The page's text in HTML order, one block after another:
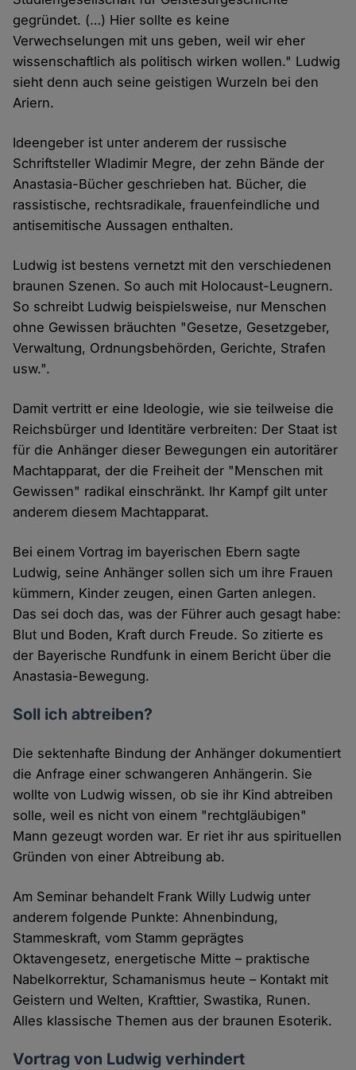
gegründet. (…) Hier sollte es keine
Verwechselungen mit uns geben, weil wir eher
wissenschaftlich als politisch wirken wollen." Ludwig
sieht denn auch seine geistigen Wurzeln bei den
Ariern.
Ideengeber ist unter anderem der russische
Schriftsteller Wladimir Megre, der zehn Bände der
Anastasia-Bücher geschrieben hat. Bücher, die
rassistische, rechtsradikale, frauenfeindliche und
antisemitische Aussagen enthalten.
Ludwig ist bestens vernetzt mit den verschiedenen
braunen Szenen. So auch mit Holocaust-Leugnern.
So schreibt Ludwig beispielsweise, nur Menschen
ohne Gewissen bräuchten "Gesetze, Gesetzgeber,
Verwaltung, Ordnungsbehörden, Gerichte, Strafen
usw.".
Damit vertritt er eine Ideologie, wie sie teilweise die
Reichsbürger und Identitäre verbreiten: Der Staat ist
für die Anhänger dieser Bewegungen ein autoritärer
Machtapparat, der die Freiheit der "Menschen mit
Gewissen" radikal einschränkt. Ihr Kampf gilt unter
anderem diesem Machtapparat.
Bei einem Vortrag im bayerischen Ebern sagte
Ludwig, seine Anhänger sollen sich um ihre Frauen
kümmern, Kinder zeugen, einen Garten anlegen.
Das sei doch das, was der Führer auch gesagt habe:
Blut und Boden, Kraft durch Freude. So zitierte es
der Bayerische Rundfunk in einem Bericht über die
Anastasia-Bewegung.
Soll ich abtreiben?
Die sektenhafte Bindung der Anhänger dokumentiert
die Anfrage einer schwangeren Anhängerin. Sie
wollte von Ludwig wissen, ob sie ihr Kind abtreiben
solle, weil es nicht von einem "rechtgläubigen"
Mann gezeugt worden war. Er riet ihr aus spirituellen
Gründen von einer Abtreibung ab.
Am Seminar behandelt Frank Willy Ludwig unter
anderem folgende Punkte: Ahnenbindung,
Stammeskraft, vom Stamm geprägtes
Oktavengesetz, energetische Mitte – praktische
Nabelkorrektur, Schamanismus heute – Kontakt mit
Geistern und Welten, Krafttier, Swastika, Runen.
Alles klassische Themen aus der braunen Esoterik.
Vortrag von Ludwig verhindert